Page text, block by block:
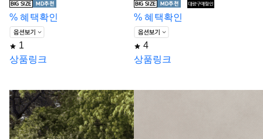
% 혜택확인
1
상품링크
% 혜택확인
4
상품링크